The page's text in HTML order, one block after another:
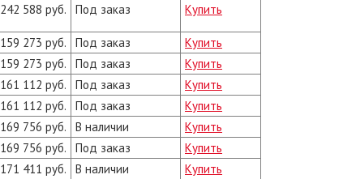
242 588 руб. Под заказ Купить
159 273 руб. Под заказ
Купить
159 273 руб. Под заказ
Купить
161 112 руб. Под заказ
Купить
161 112 руб. Под заказ
Купить
169 756 руб. В наличии
Купить
169 756 руб. Под заказ
Купить
171 411 руб. В наличии
Купить